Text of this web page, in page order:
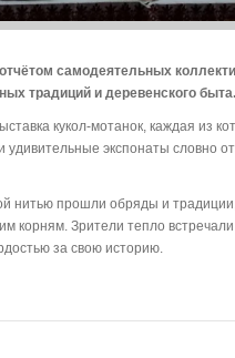
самодеятельных
традиций и деревенского быта.
кукол-мотанок, каждая из
экспонаты словно
нитью прошли обряды и традиции,
корням. Зрители тепло
за свою историю.